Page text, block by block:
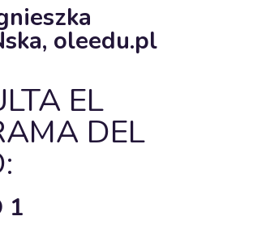
oleedu.pl
EL
DEL
1